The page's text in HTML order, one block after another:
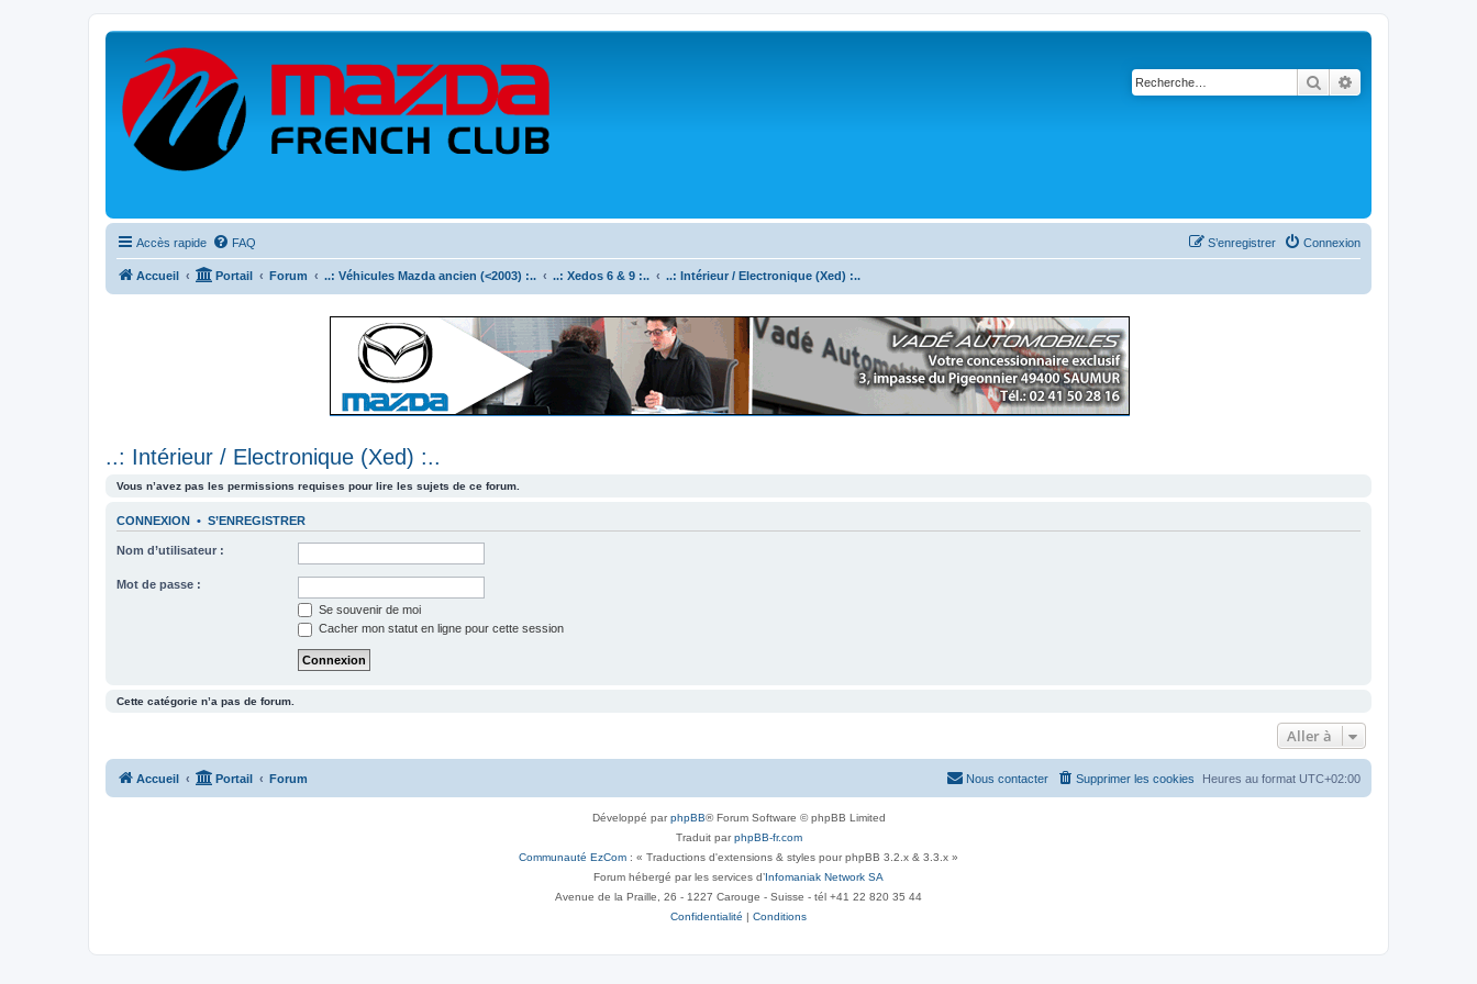
Rechercher
Accès rapide FAQ Connexion
S’enregistrer
Accueil Portail Forum ..: Véhicules Mazda ancien (<2003) :.. ..: Xedos 6 & 9 :.. ..: Intérieur / Electronique (Xed) :..
..: Intérieur / Electronique (Xed) :..
Vous n’avez pas les permissions requises pour lire les sujets de ce forum.
CONNEXION • S’ENREGISTRER
Nom d’utilisateur :
Mot de passe :
Se souvenir de moi
Cacher mon statut en ligne pour cette session
Cette catégorie n’a pas de forum.
Aller à
Accueil Portail Forum Heures au format UTC+02:00
Supprimer les cookies
Nous contacter
Développé parphpBB® Forum Software © phpBB Limited
Traduit parphpBB-fr.com
Communauté EzCom : « Traductions d'extensions & styles pour phpBB 3.2.x & 3.3.x »
Forum hébergé par les services d’Infomaniak Network SA
Avenue de la Praille, 26 - 1227 Carouge - Suisse - tél +41 22 820 35 44
Confidentialité | Conditions